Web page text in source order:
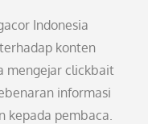
Indonesia
konten
mengejar clickbait
informasi
kepada pembaca.